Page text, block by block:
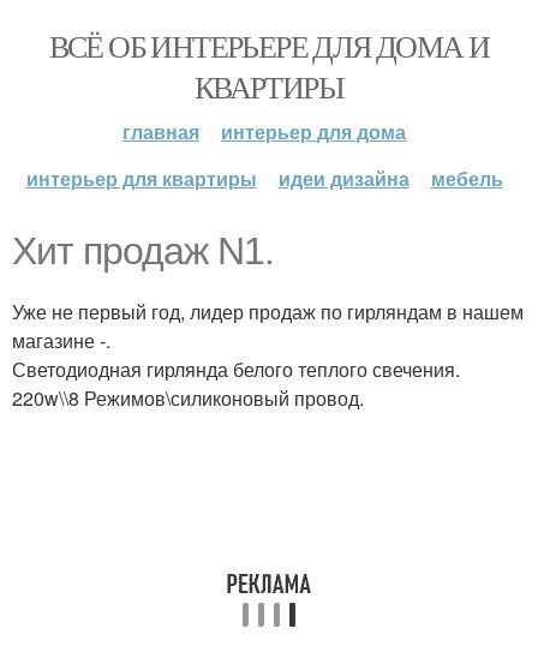
ВСЁ ОБ ИНТЕРЬЕРЕ ДЛЯ ДОМА И
КВАРТИРЫ
главная
интерьер для дома
интерьер для квартиры
идеи дизайна мебель
Хит продаж N1.
Уже не первый год, лидер продаж по гирляндам в нашем
магазине -.
Светодиодная гирлянда белого теплого свечения.
220w\\8 Режимов\силиконовый провод.